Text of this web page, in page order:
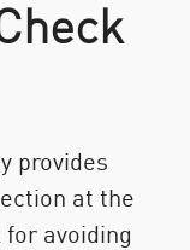
provides
at the
avoiding